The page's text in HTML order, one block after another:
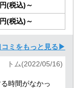
円(税込)～
円(税込)～
コミをもっと見る▶
トム(2022/05/16)
時間がなかっ